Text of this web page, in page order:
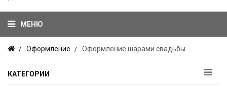
МЕНЮ
Оформление Оформление шарами свадьбы
КАТЕГОРИИ